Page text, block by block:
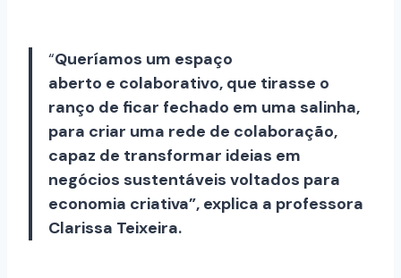
“Queríamos um espaço
aberto e colaborativo, que tirasse o
ranço de ficar fechado em uma salinha,
para criar uma rede de colaboração,
capaz de transformar ideias em
negócios sustentáveis voltados para
economia criativa”, explica a professora
Clarissa Teixeira.